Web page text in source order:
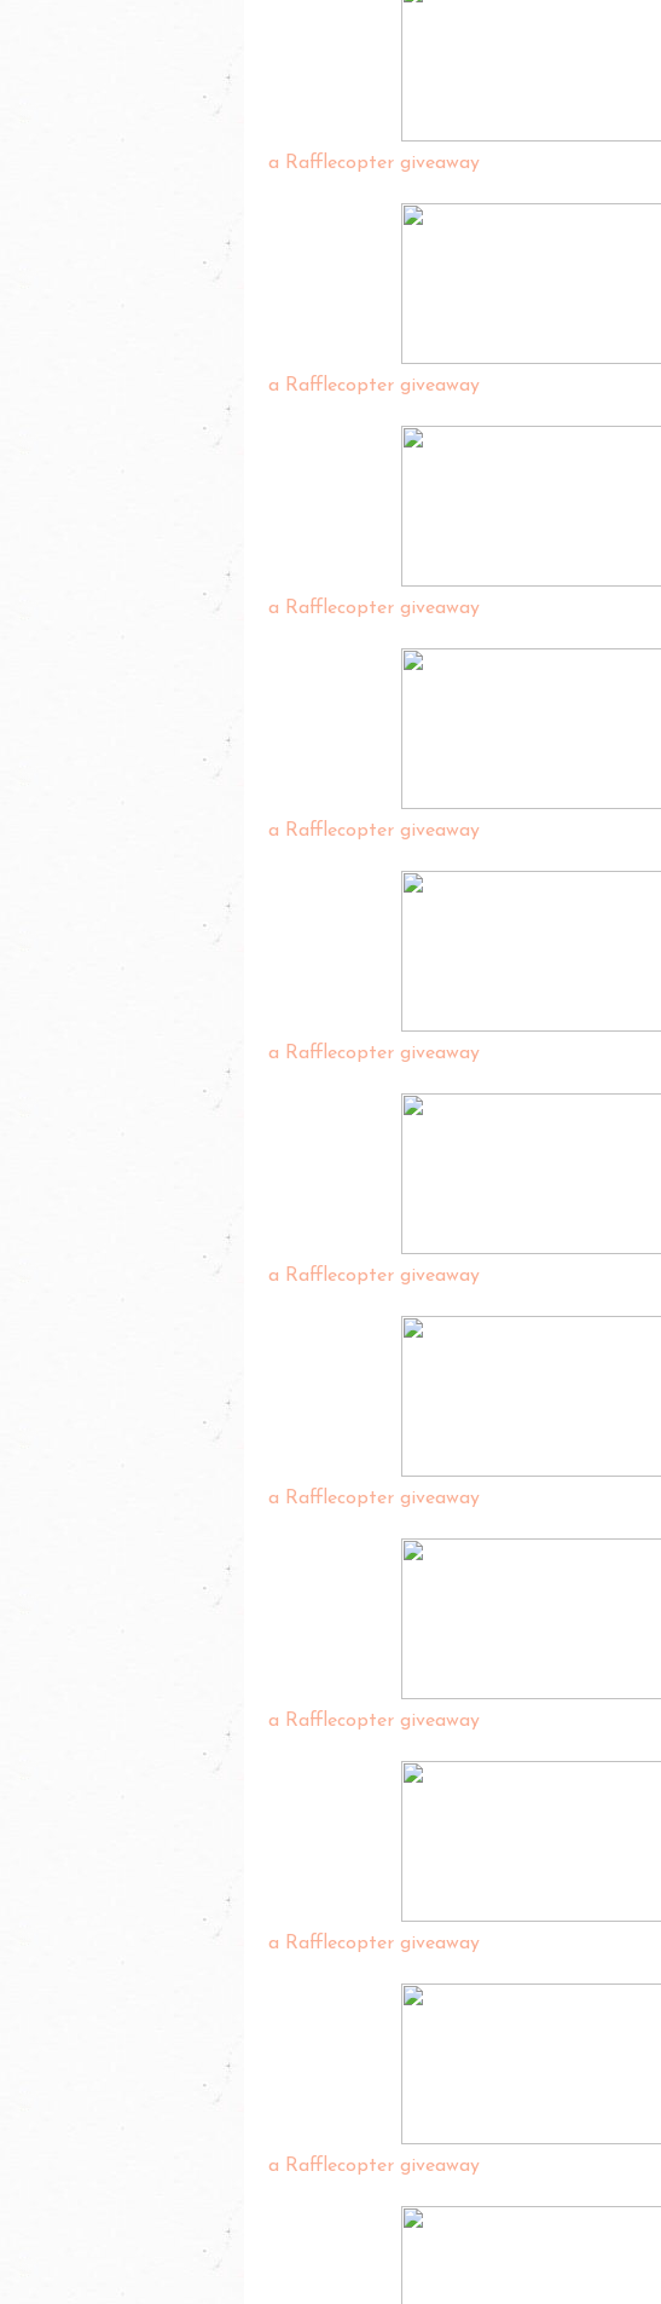
a Rafflecopter giveaway
a Rafflecopter giveaway
a Rafflecopter giveaway
a Rafflecopter giveaway
a Rafflecopter giveaway
a Rafflecopter giveaway
a Rafflecopter giveaway
a Rafflecopter giveaway
a Rafflecopter giveaway
a Rafflecopter giveaway